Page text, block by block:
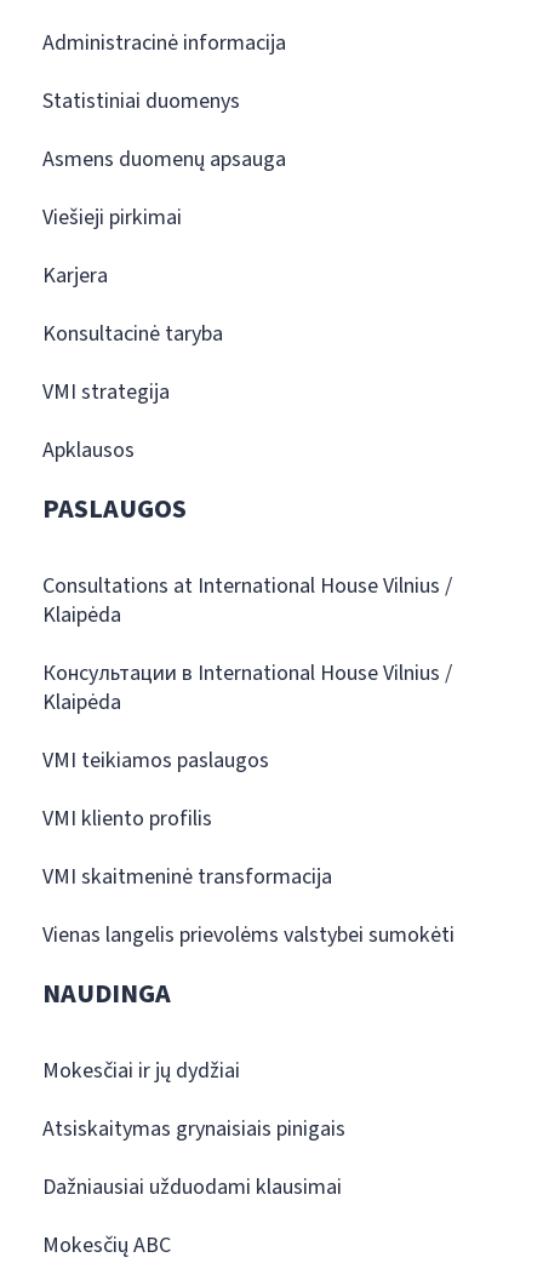
Administracinė informacija
Statistiniai duomenys
Asmens duomenų apsauga
Viešieji pirkimai
Karjera
Konsultacinė taryba
VMI strategija
Apklausos
PASLAUGOS
Consultations at International House Vilnius /
Klaipėda
Консультации в International House Vilnius /
Klaipėda
VMI teikiamos paslaugos
VMI kliento profilis
VMI skaitmeninė transformacija
Vienas langelis prievolėms valstybei sumokėti
NAUDINGA
Mokesčiai ir jų dydžiai
Atsiskaitymas grynaisiais pinigais
Dažniausiai užduodami klausimai
Mokesčių ABC